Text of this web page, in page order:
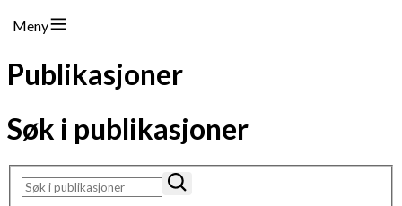
Meny
Publikasjoner
Søk i publikasjoner